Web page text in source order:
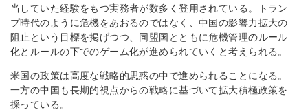
当していた経験をもつ実務者が数多く登用されている。トラン
プ時代のように危機をあおるのではなく、中国の影響力拡大の
阻止という目標を掲げつつ、同盟国とともに危機管理のルール
化とルールの下でのゲーム化が進められていくと考えられる。
米国の政策は高度な戦略的思惑の中で進められることになる。
一方の中国も長期的視点からの戦略に基づいて拡大積極政策を
採っている。